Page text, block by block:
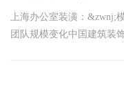
上海办公室装潢：&zwnj;
团队规模变化中国建筑装